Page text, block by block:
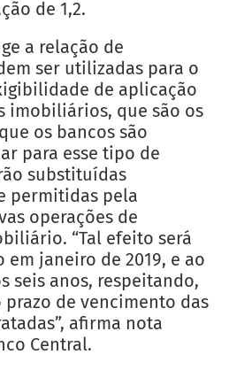
de 1,2.
a relação de
ser utilizadas para o
de aplicação
imobiliários, que são os
os bancos são
para esse tipo de
substituídas
permitidas pela
operações de
“Tal efeito será
janeiro de 2019, e ao
seis anos, respeitando,
prazo de vencimento das
afirma nota
Central.